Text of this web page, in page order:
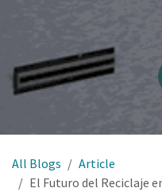
All Blogs
Article
El Futuro del Reciclaje en España: El